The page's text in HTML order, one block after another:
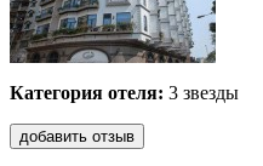
Категория отеля: 3 звезды
добавить отзыв